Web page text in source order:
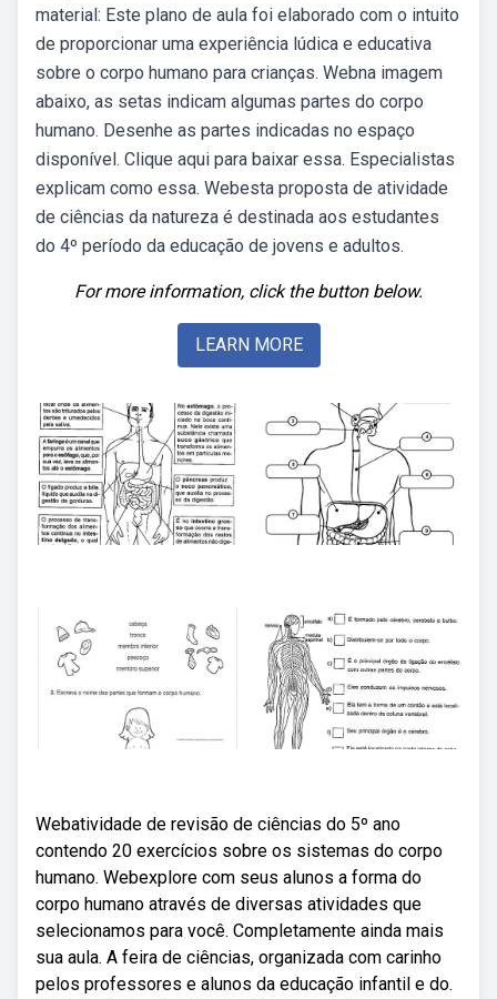
material: Este plano de aula foi elaborado com o intuito
de proporcionar uma experiência lúdica e educativa
sobre o corpo humano para crianças. Webna imagem
abaixo, as setas indicam algumas partes do corpo
humano. Desenhe as partes indicadas no espaço
disponível. Clique aqui para baixar essa. Especialistas
explicam como essa. Webesta proposta de atividade
de ciências da natureza é destinada aos estudantes
do 4º período da educação de jovens e adultos.
For more information, click the button below.
LEARN MORE
Webatividade de revisão de ciências do 5º ano
contendo 20 exercícios sobre os sistemas do corpo
humano. Webexplore com seus alunos a forma do
corpo humano através de diversas atividades que
selecionamos para você. Completamente ainda mais
sua aula. A feira de ciências, organizada com carinho
pelos professores e alunos da educação infantil e do.